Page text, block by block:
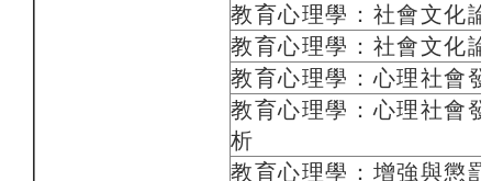
教育心理學：社會文化論
教育心理學：社會文化
教育心理學：心理社會
教育心理學：心理社會
析
教育心理學：增強與懲罰